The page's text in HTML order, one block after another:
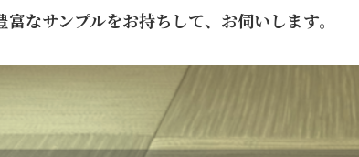
なサンプルをお持ちして、お伺いします。